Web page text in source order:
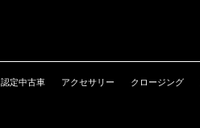
認定中古車 アクセサリー クロージング